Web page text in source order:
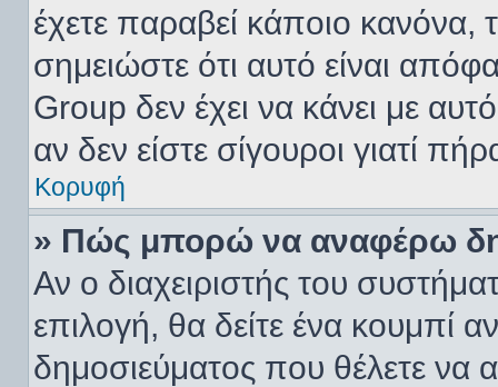
έχετε παραβεί κάποιο
σημειώστε ότι αυτό είναι
Group δεν έχει να κάνει με
αν δεν είστε σίγουροι γιατί
Κορυφή
» Πώς μπορώ να αναφέρω
Αν ο διαχειριστής του
επιλογή, θα δείτε ένα κουμπί
δημοσιεύματος που θέλετε να